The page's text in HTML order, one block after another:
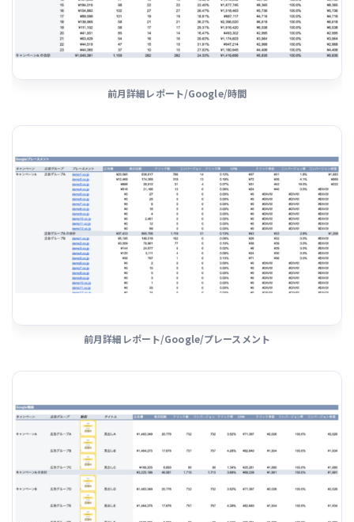
前月詳細レポート/Google/時間
前月詳細レポート/Google/プレースメント